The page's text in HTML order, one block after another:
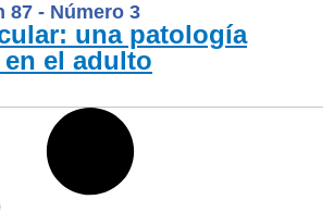
87 - Número 3
una patología
el adulto